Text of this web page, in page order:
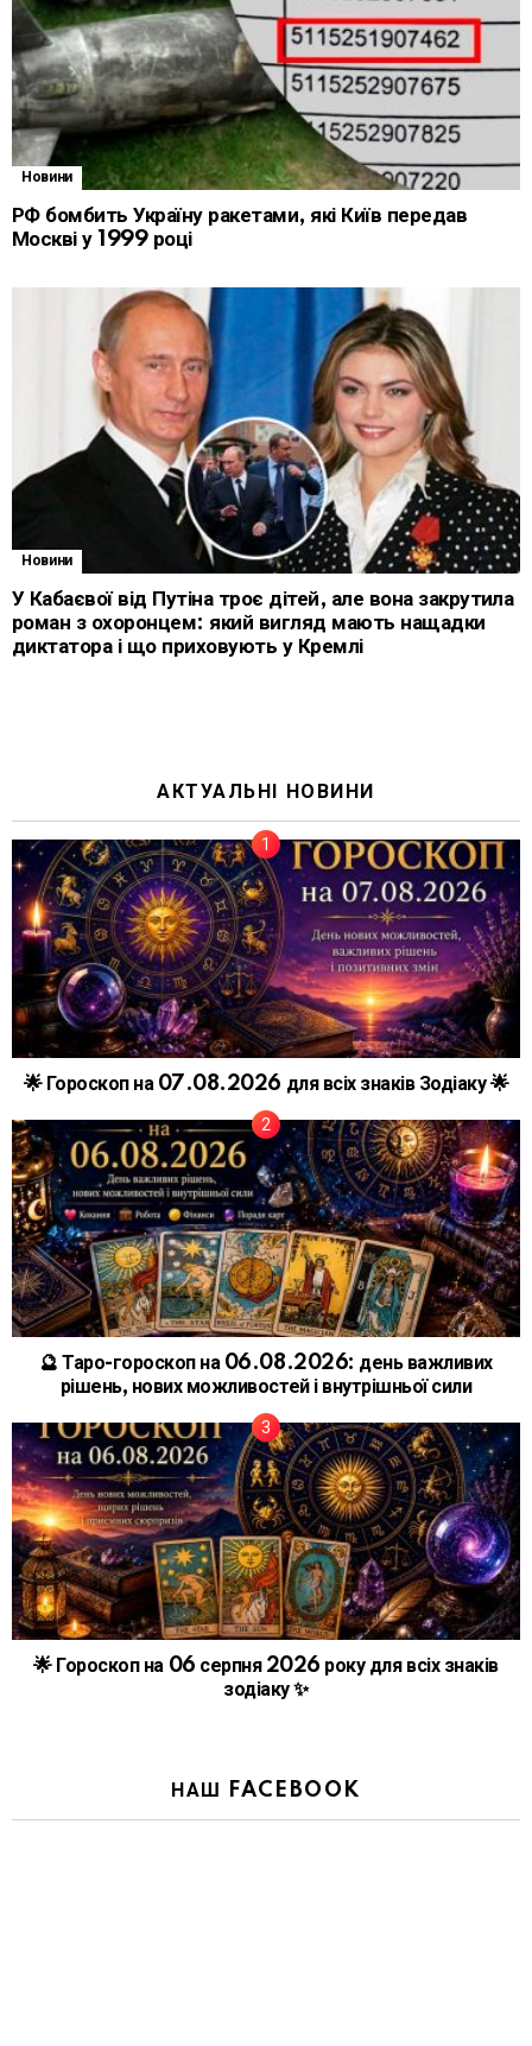
Новини
РФ бомбить Україну ракетами, які Київ передав
Москві у 1999 році
Новини
У Кабаєвої від Путіна троє дітей, але вона закрутила
роман з охоронцем: який вигляд мають нащадки
диктатора і що приховують у Кремлі
АКТУАЛЬНІ НОВИНИ
🌟 Гороскоп на 07.08.2026 для всіх знаків Зодіаку 🌟
🔮 Таро-гороскоп на 06.08.2026: день важливих
рішень, нових можливостей і внутрішньої сили
🌟 Гороскоп на 06 серпня 2026 року для всіх знаків
зодіаку ✨
НАШ FACEBOOK